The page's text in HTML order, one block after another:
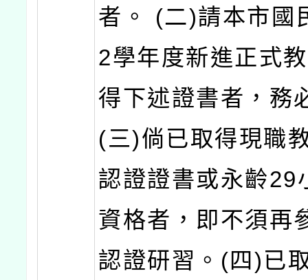
者。 (二)請本市國
2學年度新進正式
得下述證書者，務
(三)倘已取得現職
認證證書或永齡29
資格者，即不須再
認證研習。(四)已